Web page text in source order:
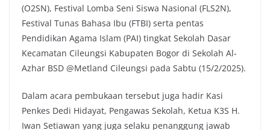
(O2SN), Festival Lomba Seni Siswa Nasional (FLS2N),
Festival Tunas Bahasa Ibu (FTBI) serta pentas
Pendidikan Agama Islam (PAI) tingkat Sekolah Dasar
Kecamatan Cileungsi Kabupaten Bogor di Sekolah Al-
Azhar BSD @Metland Cileungsi pada Sabtu (15/2/2025).
Dalam acara pembukaan tersebut juga hadir Kasi
Penkes Dedi Hidayat, Pengawas Sekolah, Ketua K3S H.
Iwan Setiawan yang juga selaku penanggung jawab